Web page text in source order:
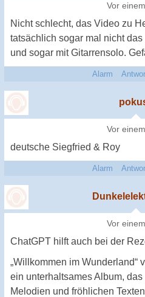
Vor
Nicht schlecht, das Video zu
tatsächlich sogar mal nicht
und sogar mit Gitarrensolo.
Alarm
Vor
deutsche Siegfried & Roy
Alarm
Vor
ChatGPT hilft auch bei der
„Willkommen im Wunderland“
ein unterhaltsames Album,
Melodien und fröhlichen